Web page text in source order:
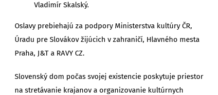
Vladimír Skalský.
Oslavy prebiehajú za podpory Ministerstva kultúry ČR,
Úradu pre Slovákov žijúcich v zahraničí, Hlavného mesta
Praha, J&T a RAVY CZ.
Slovenský dom počas svojej existencie poskytuje priestor
na stretávanie krajanov a organizovanie kultúrnych